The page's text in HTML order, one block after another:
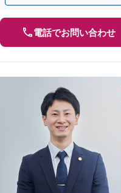
電話でお問い合わせ